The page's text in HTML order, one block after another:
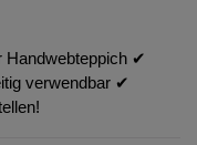
Handwebteppich ✔︎
verwendbar ✔︎